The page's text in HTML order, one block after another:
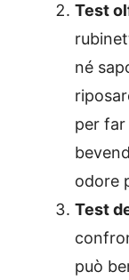
Test
né
per far
odore
Test
può